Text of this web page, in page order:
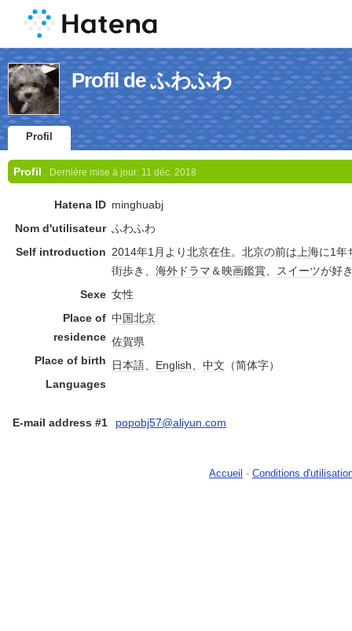
Profil de ふわふわ
Profil
Profil Dernière mise à jour: 11 déc. 2018
Hatena ID minghuabj
Nom d'utilisateur ふわふわ
Self introduction 2014年1月 より北京在住。 北京の前は上海に1年
街歩き、 海外ドラマ ＆映画鑑賞、 スイーツが好
Sexe 女性
Place of
residence
中国北京
Place of birth
佐賀県
Languages
日本語、 English、 中文 （简体字）
E-mail address #1 popobj57@aliyun.com
Accueil - Conditions